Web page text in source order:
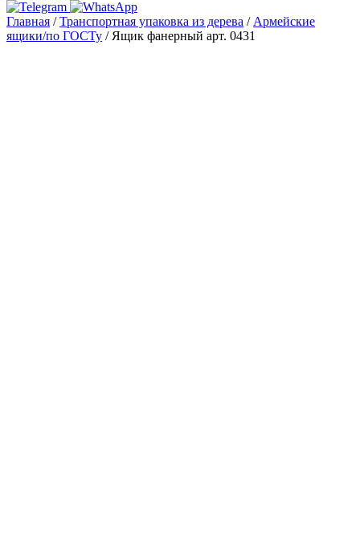
Главная /Транспортная упаковка из дерева / Армейские
ящики/по ГОСТу / Ящик фанерный арт. 0431